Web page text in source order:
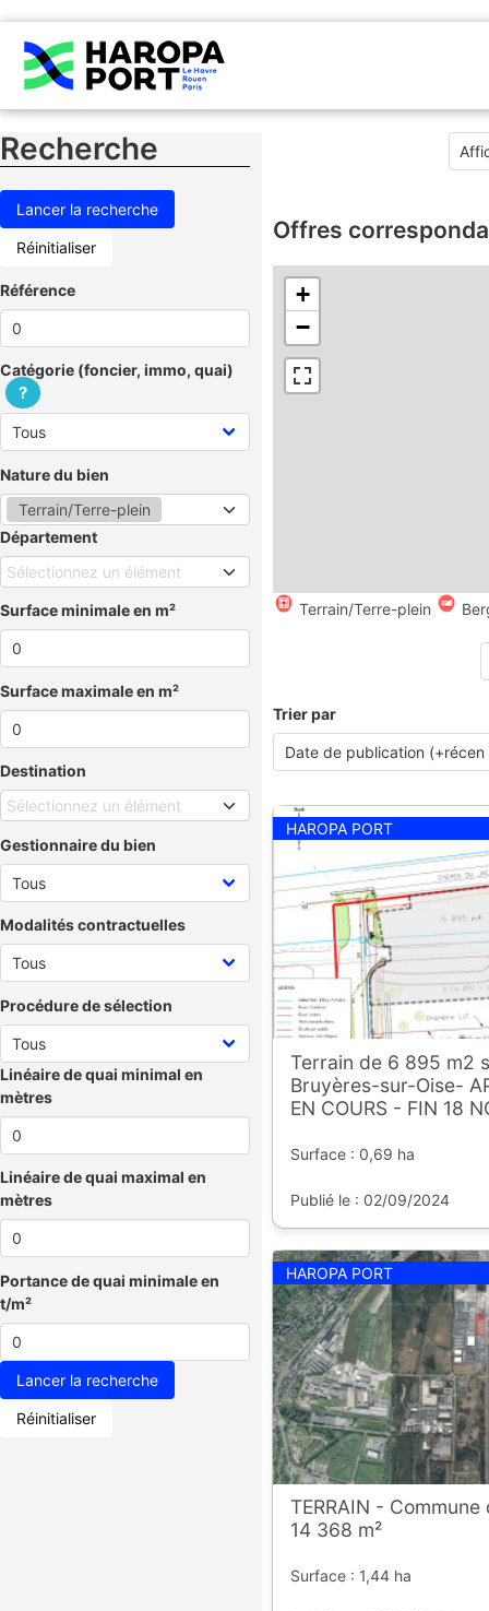
Recherche
Réinitialiser
Référence
Catégorie (foncier, immo, quai)
?
Nature du bien
Terrain/Terre-plein
Département
Sélectionnez un élément
Surface minimale en m²
Surface maximale en m²
Destination
Sélectionnez un élément
Gestionnaire du bien
Modalités contractuelles
Procédure de sélection
Linéaire de quai minimal en
mètres
Linéaire de quai maximal en
mètres
Portance de quai minimale en
t/m²
Réinitialiser
Offres
+
−
Terrain/Terre-plein
Trier par
HAROPA PORT
Terrain de 6 895 m2
Bruyères-sur-Oise-
EN COURS - FIN 18
Surface : 0,69 ha
Publié le : 02/09/2024
HAROPA PORT
TERRAIN - Commune
14 368 m²
Surface : 1,44 ha